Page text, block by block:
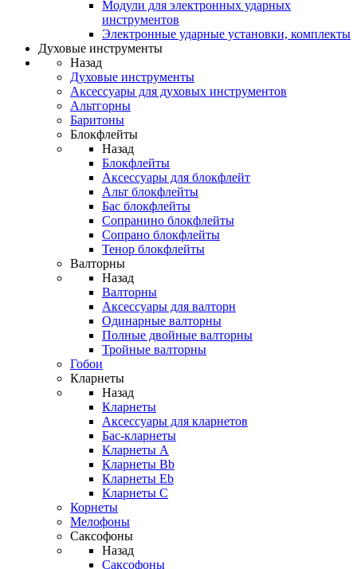
Модули для электронных ударных
инструментов
Электронные ударные установки, комплекты
Духовые инструменты
Назад
Духовые инструменты
Аксессуары для духовых инструментов
Альтгорны
Баритоны
Блокфлейты
Назад
Блокфлейты
Аксессуары для блокфлейт
Альт блокфлейты
Бас блокфлейты
Сопранино блокфлейты
Сопрано блокфлейты
Тенор блокфлейты
Валторны
Назад
Валторны
Аксессуары для валторн
Одинарные валторны
Полные двойные валторны
Тройные валторны
Гобои
Кларнеты
Назад
Кларнеты
Аксессуары для кларнетов
Бас-кларнеты
Кларнеты A
Кларнеты Bb
Кларнеты Eb
Кларнеты С
Корнеты
Мелофоны
Саксофоны
Назад
Саксофоны